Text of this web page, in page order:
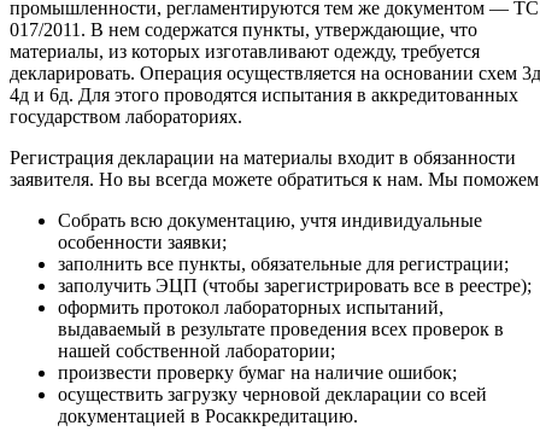
промышленности, регламентируются тем же документом — ТС
017/2011. В нем содержатся пункты, утверждающие, что
материалы, из которых изготавливают одежду, требуется
декларировать. Операция осуществляется на основании схем
4д и 6д. Для этого проводятся испытания в аккредитованных
государством лабораториях.
Регистрация декларации на материалы входит в обязанности
заявителя. Но вы всегда можете обратиться к нам. Мы
Собрать всю документацию, учтя индивидуальные
особенности заявки;
заполнить все пункты, обязательные для регистрации;
заполучить ЭЦП (чтобы зарегистрировать все в реестре);
оформить протокол лабораторных испытаний,
выдаваемый в результате проведения всех проверок в
нашей собственной лаборатории;
произвести проверку бумаг на наличие ошибок;
осуществить загрузку черновой декларации со всей
документацией в Росаккредитацию.